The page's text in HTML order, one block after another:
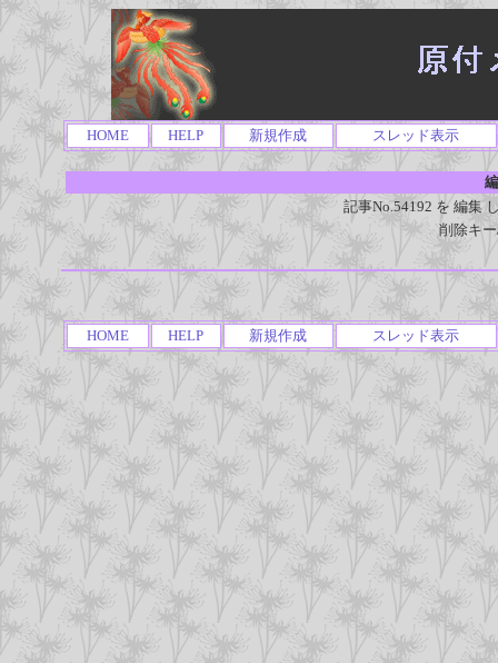
HOME HELP 新規作成 スレッド表示
記事No.54192 を 編集
削除キ
HOME HELP 新規作成 スレッド表示